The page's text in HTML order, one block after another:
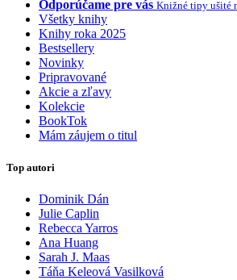
Odporúčame pre vás Knižné tipy ušité
Všetky knihy
Knihy roka 2025
Bestsellery
Novinky
Pripravované
Akcie a zľavy
Kolekcie
BookTok
Mám záujem o titul
Top autori
Dominik Dán
Julie Caplin
Rebecca Yarros
Ana Huang
Sarah J. Maas
Táňa Keleová Vasilková